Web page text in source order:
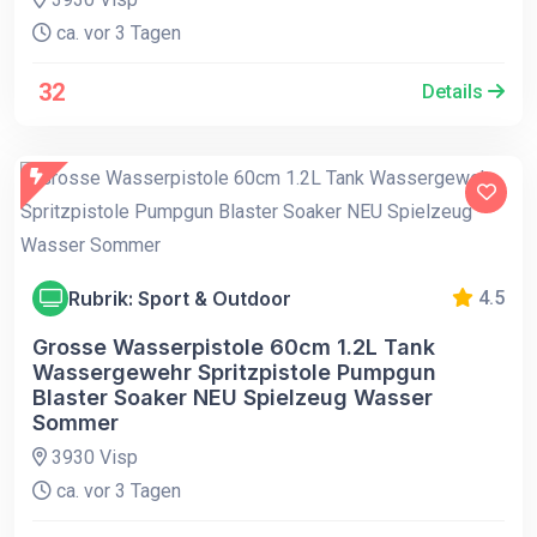
ca. vor 3 Tagen
32 Details
Rubrik: Sport & Outdoor 4.5
Grosse Wasserpistole 60cm 1.2L Tank
Wassergewehr Spritzpistole Pumpgun
Blaster Soaker NEU Spielzeug Wasser
Sommer
3930 Visp
ca. vor 3 Tagen